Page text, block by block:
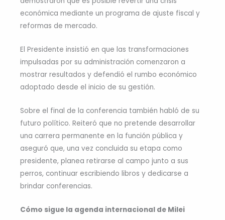
económica mediante un programa de ajuste fiscal y
reformas de mercado.
El Presidente insistió en que las transformaciones
impulsadas por su administración comenzaron a
mostrar resultados y defendió el rumbo económico
adoptado desde el inicio de su gestión.
Sobre el final de la conferencia también habló de su
futuro político. Reiteró que no pretende desarrollar
una carrera permanente en la función pública y
aseguró que, una vez concluida su etapa como
presidente, planea retirarse al campo junto a sus
perros, continuar escribiendo libros y dedicarse a
brindar conferencias.
Cómo sigue la agenda internacional de Milei